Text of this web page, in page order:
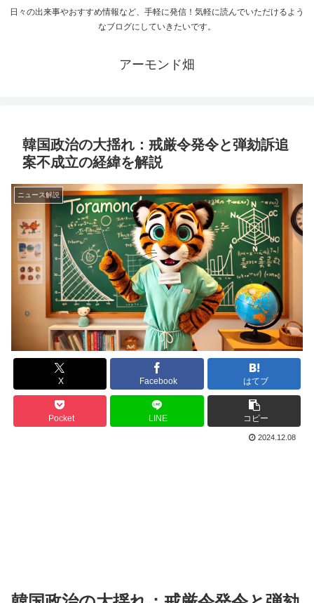
日々の出来事やおすすめ情報など、手軽に発信！気軽に読んでいただけるよう
なブログにしていきたいです。
アーモンド畑
韓国政治の大揺れ：戒厳令発令と弾劾訴追
案不成立の経緯を解説
ニュース解説
X Facebook はてブ
Pocket LINE コピー
2024.12.08